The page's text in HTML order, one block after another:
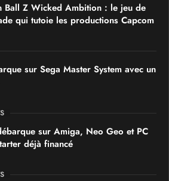
Ball Z Wicked Ambition : le jeu de
qui tutoie les productions Capcom
sur Sega Master System avec un
sur Amiga, Neo Geo et PC
déjà financé